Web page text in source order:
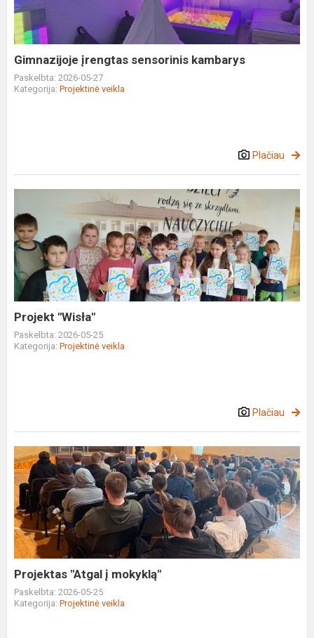
Gimnazijoje įrengtas sensorinis kambarys
Paskelbta: 2026-05-27
Kategorija: Projektinė veikla
Plačiau
"Wisła"
Projekt "Wisła"
Paskelbta: 2026-05-25
Kategorija: Projektinė veikla
Plačiau
Projektas
"Atgal
į
mokyklą"
Projektas "Atgal į mokyklą"
Paskelbta: 2026-05-25
Kategorija: Projektinė veikla